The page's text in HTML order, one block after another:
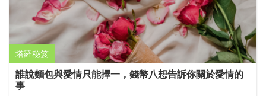
塔羅秘笈
誰說麵包與愛情只能擇一，錢幣八想告訴你關於愛情的
事